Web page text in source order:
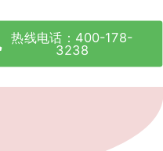
热线电话：400-178-
3238